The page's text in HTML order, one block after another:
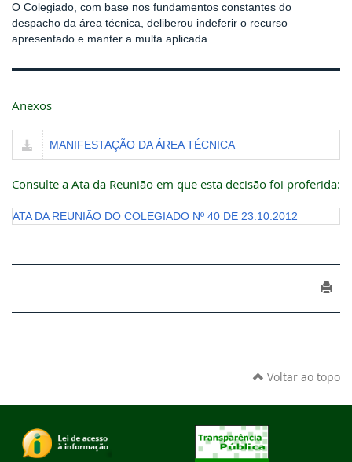
O Colegiado, com base nos fundamentos constantes do
despacho da área técnica, deliberou indeferir o recurso
apresentado e manter a multa aplicada.
Anexos
MANIFESTAÇÃO DA ÁREA TÉCNICA
Consulte a Ata da Reunião em que esta decisão foi proferida:
ATA DA REUNIÃO DO COLEGIADO Nº 40 DE 23.10.2012
Voltar ao topo